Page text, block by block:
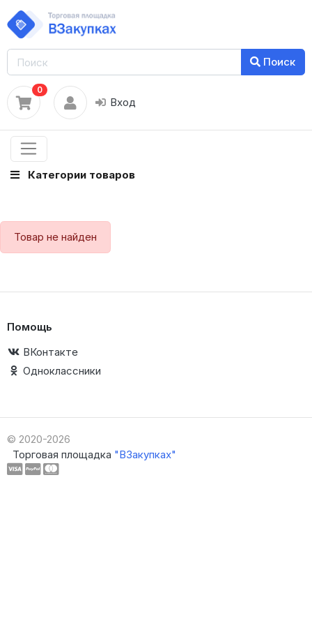
Поиск
0
Вход
Категории товаров
Товар не найден
Помощь
ВКонтакте
Одноклассники
© 2020-2026
Торговая площадка "ВЗакупках"